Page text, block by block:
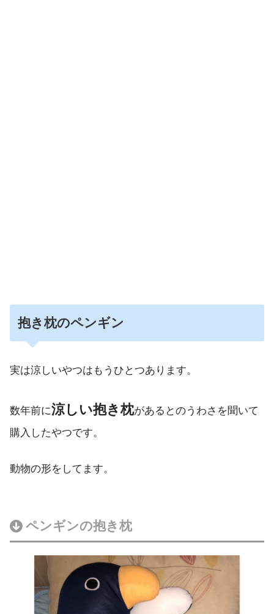
抱き枕のペンギン
実は涼しいやつはもうひとつあります。
数年前に涼しい抱き枕があるとのうわさを聞いて
購入したやつです。
動物の形をしてます。
ペンギンの抱き枕